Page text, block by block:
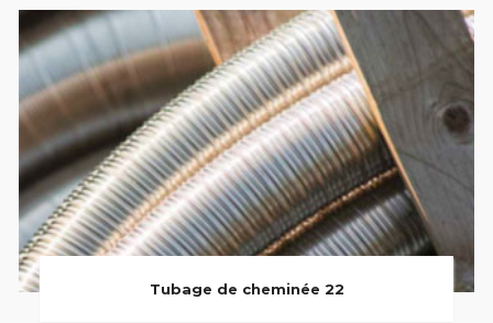
Tubage de cheminée 22